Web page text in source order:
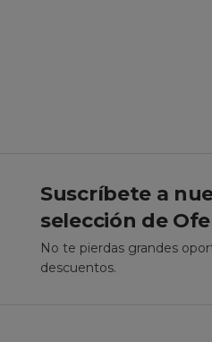
Suscríbete a
selección de
No te pierdas grandes
descuentos.